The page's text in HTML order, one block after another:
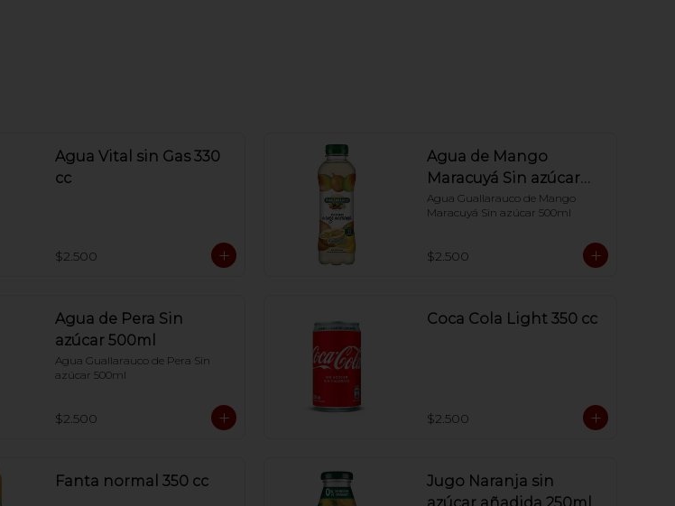
Agua Vital sin Gas 330
cc
$2.500
Agua de Mango
Maracuyá Sin azúcar
500ml
Agua Guallarauco de Mango
Maracuyá Sin azúcar 500ml
$2.500
Agua de Pera Sin
azúcar 500ml
Agua Guallarauco de Pera Sin
azúcar 500ml
$2.500
Coca Cola Light 350 cc
$2.500
Fanta normal 350 cc
Jugo Naranja sin